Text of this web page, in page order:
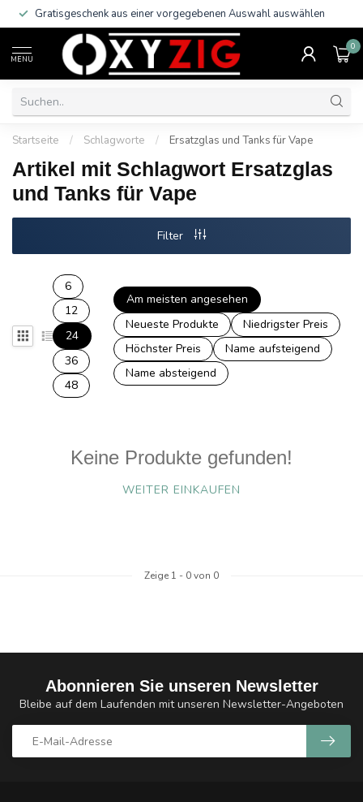
Gratisgeschenk aus einer vorgegebenen Auswahl auswählen
MENU
0
Startseite / Schlagworte / Ersatzglas und Tanks für Vape
Artikel mit Schlagwort Ersatzglas
und Tanks für Vape
Filter
6
12
24
36
48
Am meisten angesehen
Neueste Produkte
Niedrigster Preis
Höchster Preis
Name aufsteigend
Name absteigend
Keine Produkte gefunden!
WEITER EINKAUFEN
Zeige 1 - 0von 0
Abonnieren Sie unseren Newsletter
Bleibe auf dem Laufenden mit unseren Newsletter-Angeboten